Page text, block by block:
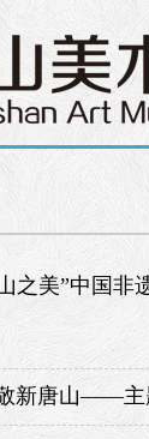
之美”中国
新唐山——主